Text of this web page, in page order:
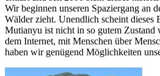
Wir beginnen unseren Spaziergang an
Wälder zieht. Unendlich scheint dieses
Mutianyu ist nicht in so gutem Zustand
dem Internet, mit Menschen über
haben wir genügend Möglichkeiten